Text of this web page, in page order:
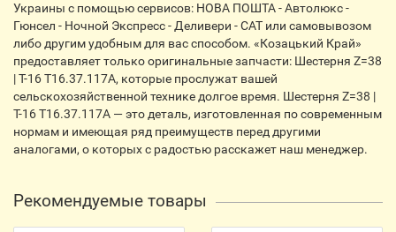
Украины с помощью сервисов: НОВА ПОШТА - Автолюкс -
Гюнсел - Ночной Экспресс - Деливери - САТ или самовывозом
либо другим удобным для вас способом. «Козацький Край»
предоставляет только оригинальные запчасти: Шестерня Z=38
| Т-16 Т16.37.117А, которые прослужат вашей
сельскохозяйственной технике долгое время. Шестерня Z=38 |
Т-16 Т16.37.117А — это деталь, изготовленная по современным
нормам и имеющая ряд преимуществ перед другими
аналогами, о которых с радостью расскажет наш менеджер.
Рекомендуемые товары